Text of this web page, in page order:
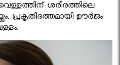
ശരീരത്തിലെ
പ്രകൃതിദത്തമായി ഊര്‍ജം